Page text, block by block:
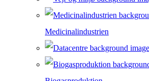
Medicinalindustrien